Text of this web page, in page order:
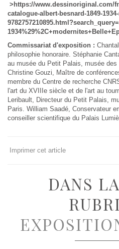
>https://www.dessinoriginal.com/
catalogue-albert-besnard-1849-
Commissariat d'exposition :
philosophie honoraire. Stéphanie
au musée du Petit Palais, musée
Christine Gouzi, Maître de
membre du Centre de recherche
l'art du XVIIIe siècle et de l'art au
Leribault, Directeur du Petit Palais,
Paris. William Saadé, Conservateur
conseiller scientifique du Palais
Imprimer cet article
DANS